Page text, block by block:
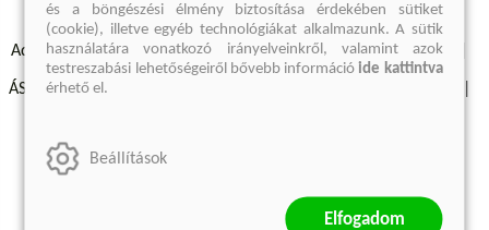
Adatvédelmi szabályzatok Elállási felmondási nyilatkozat
ÁSZF - Vásárlási feltételek
Szállítási információk
és a böngészési élmény biztosítása érdekében sütiket
(cookie), illetve egyéb technológiákat alkalmazunk. A sütik
használatára vonatkozó irányelveinkről, valamint azok
testreszabási lehetőségeiről bővebb információide kattintva
érhető el.
Beállítások
Elfogadom